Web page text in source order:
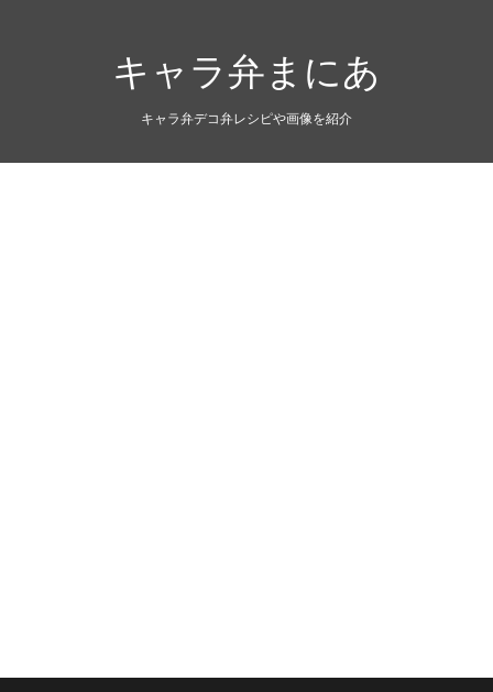
キャラ弁まにあ
キャラ弁デコ弁レシピや画像を紹介